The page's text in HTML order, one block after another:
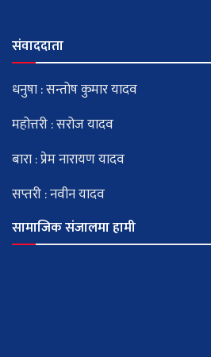
संवाददाता
धनुषा : सन्तोष कुमार यादव
महोत्तरी : सरोज यादव
बारा : प्रेम नारायण यादव
सप्तरी : नवीन यादव
सामाजिक संजालमा हामी